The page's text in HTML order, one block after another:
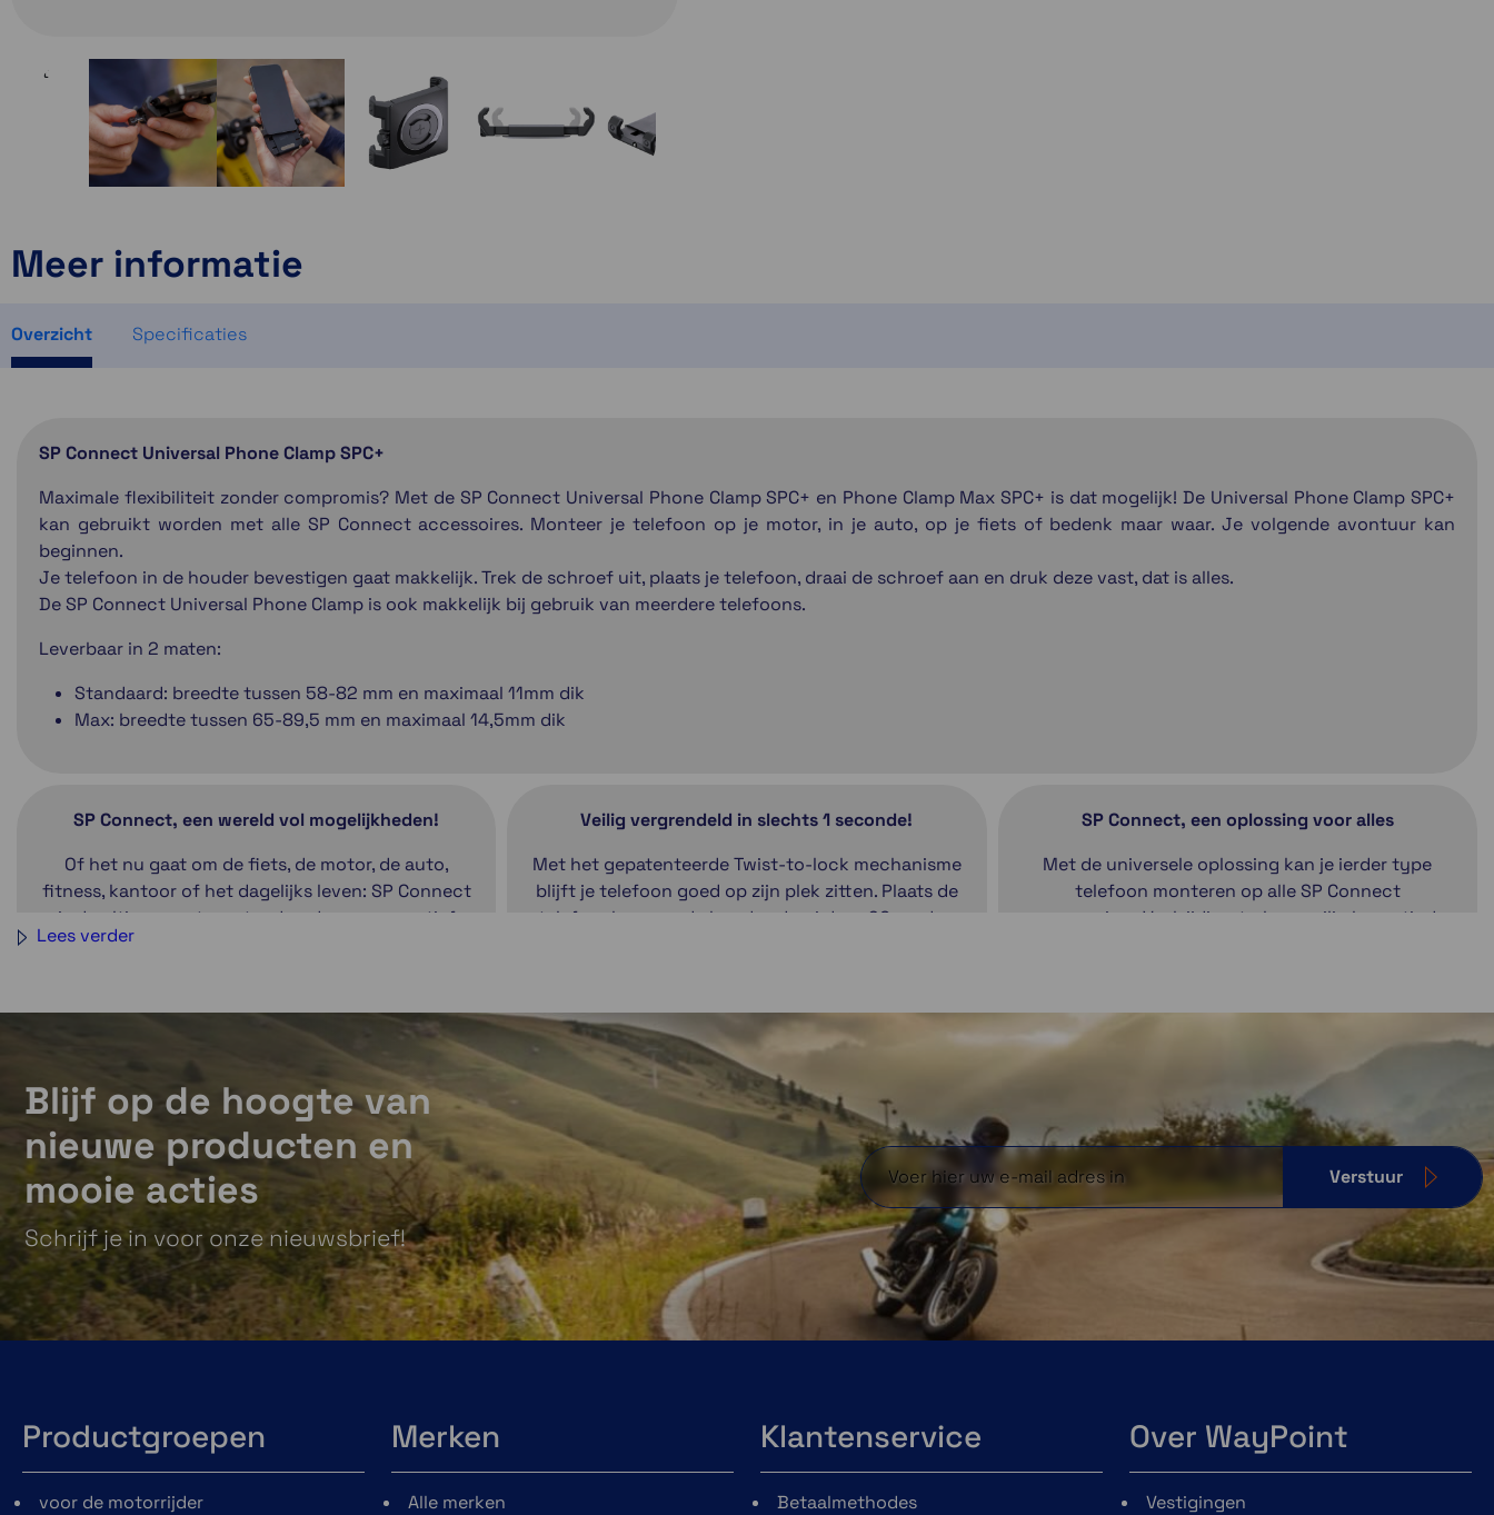
Meer informatie
Overzicht Specificaties
SP Connect Universal Phone Clamp SPC+
Maximale flexibiliteit zonder compromis? Met de SP Connect Universal Phone Clamp SPC+ en Phone Clamp Max SPC+ is dat mogelijk! De Universal Phone Clamp SPC+
kan gebruikt worden met alle SP Connect accessoires. Monteer je telefoon op je motor, in je auto, op je fiets of bedenk maar waar. Je volgende avontuur kan
beginnen.
Je telefoon in de houder bevestigen gaat makkelijk. Trek de schroef uit, plaats je telefoon, draai de schroef aan en druk deze vast, dat is alles.
De SP Connect Universal Phone Clamp is ook makkelijk bij gebruik van meerdere telefoons.
Leverbaar in 2 maten:
Standaard: breedte tussen 58-82 mm en maximaal 11mm dik
Max: breedte tussen 65-89,5 mm en maximaal 14,5mm dik
SP Connect, een wereld vol mogelijkheden!
Of het nu gaat om de fiets, de motor, de auto,
fitness, kantoor of het dagelijks leven: SP Connect
is de ultieme motagestandaard voor een actief
leven. Eén systeem eindeloze mogelijkheden.
Veilig vergrendeld in slechts 1 seconde!
Met het gepatenteerde Twist-to-lock mechanisme
blijft je telefoon goed op zijn plek zitten. Plaats de
telefoonhoes op de houder, draai deze 90 graden
SPC+ hebben ook nog een magnetische
bevestiging.
SP Connect, een oplossing voor alles
Met de universele oplossing kan je ierder type
telefoon monteren op alle SP Connect
accessoires. Veelzijdig, sterk en veilig bevestigd.
Lees verder
Blijf op de hoogte van
nieuwe producten en
mooie acties
Schrijf je in voor onze nieuwsbrief!
Verstuur
Productgroepen
voor de motorrijder
Merken
Alle merken
Klantenservice
Betaalmethodes
Over WayPoint
Vestigingen